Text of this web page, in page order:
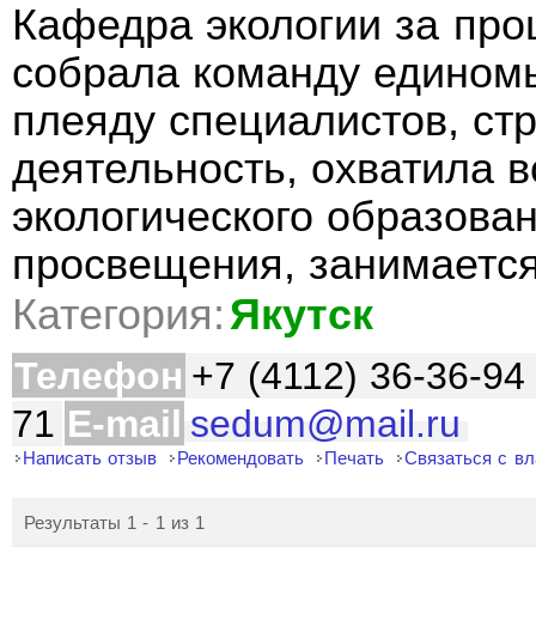
Кафедра экологии за
собрала команду
плеяду специалистов,
деятельность, охватила
экологического
просвещения,
Категория:Якутск
Телефон +7 (4112) 36-36-94
71 E-mail sedum@mail.ru
Написать отзыв Рекомендовать Печать Связаться с
Результаты 1 - 1 из 1